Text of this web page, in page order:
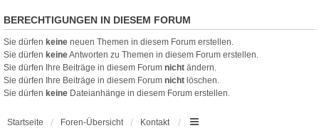
BERECHTIGUNGEN IN DIESEM FORUM
Sie dürfen keine neuen Themen in diesem Forum erstellen.
Sie dürfen keineAntworten zu Themen in diesem Forum erstellen.
Sie dürfen Ihre Beiträge in diesem Forum nicht ändern.
Sie dürfen Ihre Beiträge in diesem Forum nicht löschen.
Sie dürfen keine Dateianhänge in diesem Forum erstellen.
Startseite Foren-Übersicht Kontakt